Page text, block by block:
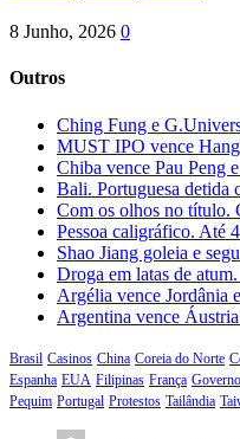
8 Junho, 2026 0
Outros
Ching Fung e
MUST IPO vence
Chiba vence Pau Peng
Bali. Portuguesa detida
Com os olhos no título.
Pessoa caligráfico. Até
Shao Jiang goleia e
Droga em latas de
Argélia vence Jordânia
Argentina vence
Brasil Casinos China Coreia do Norte
Espanha EUA Filipinas França Governo
Pequim Portugal Protestos Tailândia